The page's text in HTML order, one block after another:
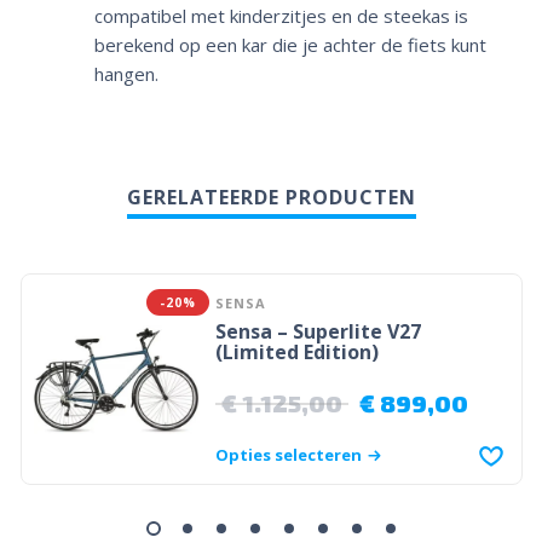
compatibel met kinderzitjes en de steekas is
berekend op een kar die je achter de fiets kunt
hangen.
GERELATEERDE PRODUCTEN
-20% SENSA
Sensa – Superlite V27
(Limited Edition)
€1.125,00 €899,00
Opties selecteren